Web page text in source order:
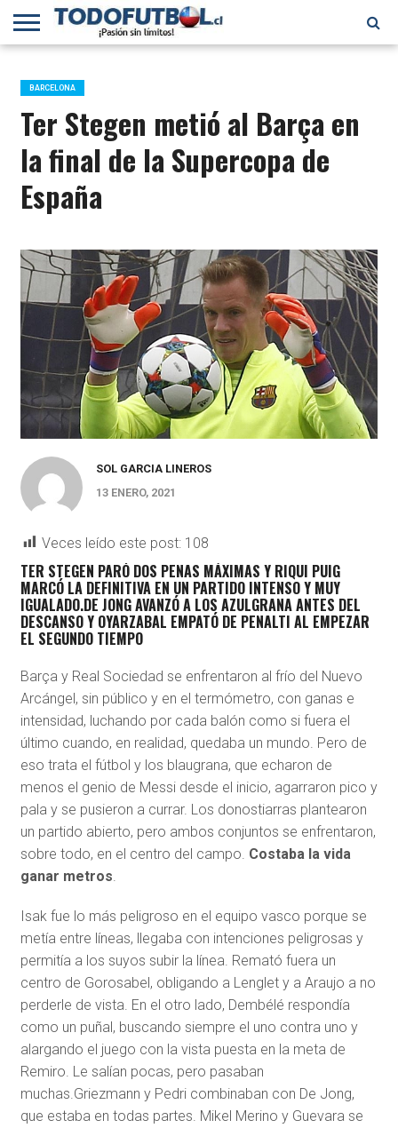
PRIMERA
B
SELECCIÓN
CHILENA
CHILENOS
EN EL
MUNDO
FÚTBOL
INTERNACIONAL
BARCELONA
Ter Stegen metió al Barça en
la final de la Supercopa de
España
SOL GARCIA LINEROS
13 ENERO, 2021
Veces leído este post: 108
TER STEGEN PARÓ DOS PENAS MÁXIMAS Y RIQUI PUIG
MARCÓ LA DEFINITIVA EN UN PARTIDO INTENSO Y MUY
IGUALADO.DE JONG AVANZÓ A LOS AZULGRANA ANTES DEL
DESCANSO Y OYARZABAL EMPATÓ DE PENALTI AL EMPEZAR
EL SEGUNDO TIEMPO
Barça y Real Sociedad se enfrentaron al frío del Nuevo
Arcángel, sin público y en el termómetro, con ganas e
intensidad, luchando por cada balón como si fuera el
último cuando, en realidad, quedaba un mundo. Pero de
eso trata el fútbol y los blaugrana, que echaron de
menos el genio de Messi desde el inicio, agarraron pico y
pala y se pusieron a currar. Los donostiarras plantearon
un partido abierto, pero ambos conjuntos se enfrentaron,
sobre todo, en el centro del campo. Costaba la vida
ganar metros
Isak fue lo más peligroso en el equipo vasco porque se
metía entre líneas, llegaba con intenciones peligrosas y
permitía a los suyos subir la línea. Remató fuera un
centro de Gorosabel, obligando a Lenglet y a Araujo a no
perderle de vista. En el otro lado, Dembélé respondía
como un puñal, buscando siempre el uno contra uno y
alargando el juego con la vista puesta en la meta de
Remiro. Le salían pocas, pero pasaban
muchas.Griezmann y Pedri combinaban con De Jong,
que estaba en todas partes. Mikel Merino y Guevara se